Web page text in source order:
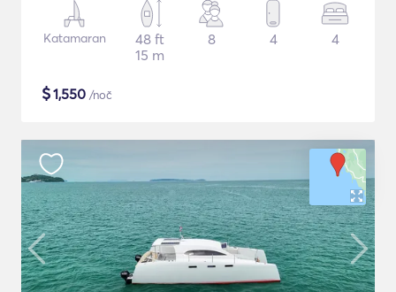
Katamaran
48 ft
15 m
8 4 4
$1,550 /noč